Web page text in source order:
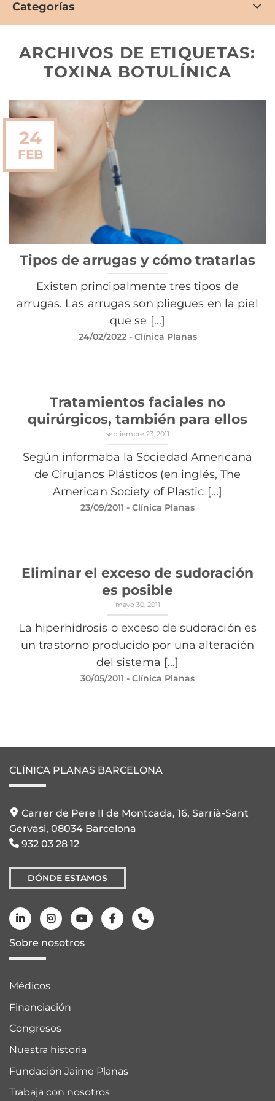
Categorías
ARCHIVOS DE ETIQUETAS:
TOXINA BOTULÍNICA
Tipos de arrugas y cómo tratarlas
Existen principalmente tres tipos de
arrugas. Las arrugas son pliegues en la piel
que se [...]
24/02/2022- Clínica Planas
24
FEB
Tratamientos faciales no
quirúrgicos, también para ellos
septiembre 23, 2011
Según informaba la Sociedad Americana
de Cirujanos Plásticos (en inglés, The
American Society of Plastic [...]
23/09/2011 - Clínica Planas
Eliminar el exceso de sudoración
es posible
mayo 30, 2011
La hiperhidrosis o exceso de sudoración es
un trastorno producido por una alteración
del sistema [...]
30/05/2011 - Clínica Planas
CLÍNICA PLANAS BARCELONA
Carrer de Pere II de Montcada, 16, Sarrià-Sant
Gervasi, 08034 Barcelona
932 03 28 12
DÓNDE ESTAMOS
Sobre nosotros
Médicos
Financiación
Congresos
Nuestra historia
Fundación Jaime Planas
Trabaja con nosotros